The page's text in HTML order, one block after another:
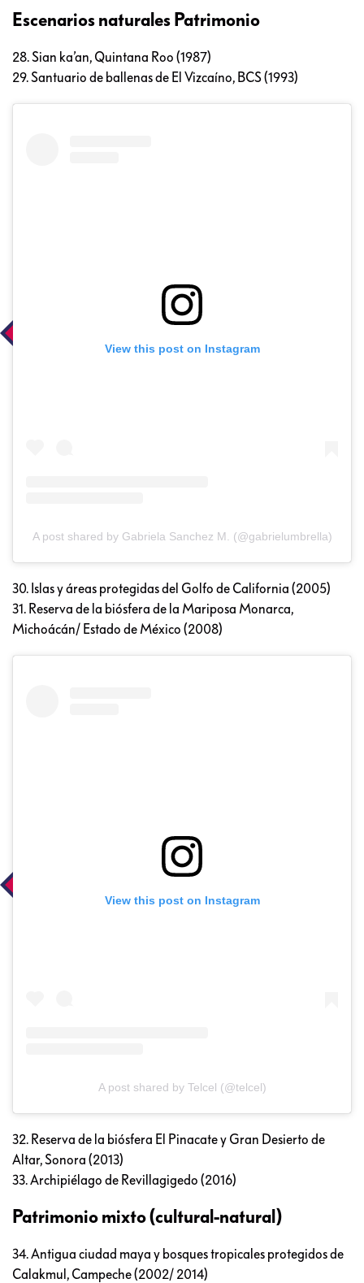
Escenarios naturales Patrimonio
28. Sian ka’an, Quintana Roo (1987)
29. Santuario de ballenas de El Vizcaíno, BCS (1993)
View this post on Instagram
A post shared by Gabriela Sanchez M. (@gabrielumbrella)
30. Islas y áreas protegidas del Golfo de California (2005)
31. Reserva de la biósfera de la Mariposa Monarca,
Michoácán/ Estado de México (2008)
View this post on Instagram
A post shared by Telcel (@telcel)
32. Reserva de la biósfera El Pinacate y Gran Desierto de
Altar, Sonora (2013)
33. Archipiélago de Revillagigedo (2016)
Patrimonio mixto (cultural-natural)
34. Antigua ciudad maya y bosques tropicales protegidos de
Calakmul, Campeche (2002/ 2014)